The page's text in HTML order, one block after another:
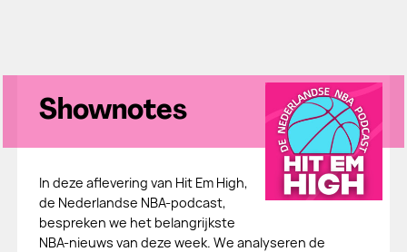
Shownotes
In deze aflevering van Hit Em High,
de Nederlandse NBA-podcast,
bespreken we het belangrijkste
NBA-nieuws van deze week. We analyseren de